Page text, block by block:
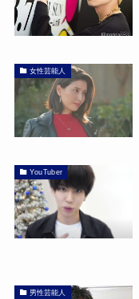
女性芸能人
YouTuber
男性芸能人